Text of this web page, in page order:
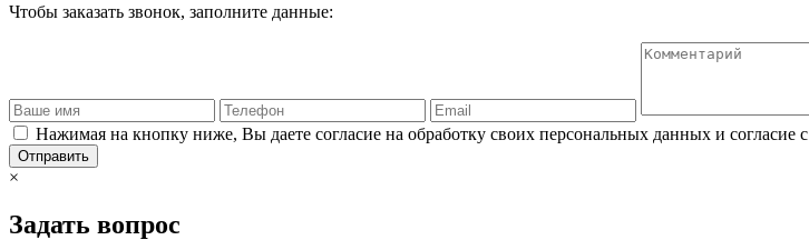
Чтобы заказать звонок, заполните данные:
Нажимая на кнопку ниже, Вы даете согласие на обработку своих персональных данных и согласие с
Отправить
×
Задать вопрос